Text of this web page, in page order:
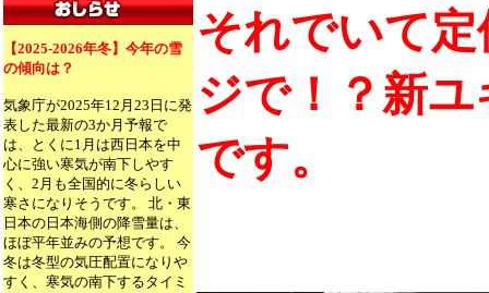
【2025-2026年冬】今年の雪
の傾向は？
気象庁が2025年12月23日に発
表した最新の3か月予報で
は、とくに1月は西日本を中
心に強い寒気が南下しやす
く、2月も全国的に冬らしい
寒さになりそうです。 北・東
日本の日本海側の降雪量は、
ほぼ平年並みの予想です。 今
冬は冬型の気圧配置になりや
すく、寒気の南下するタイミ
それでいて
ジで！？新
です。